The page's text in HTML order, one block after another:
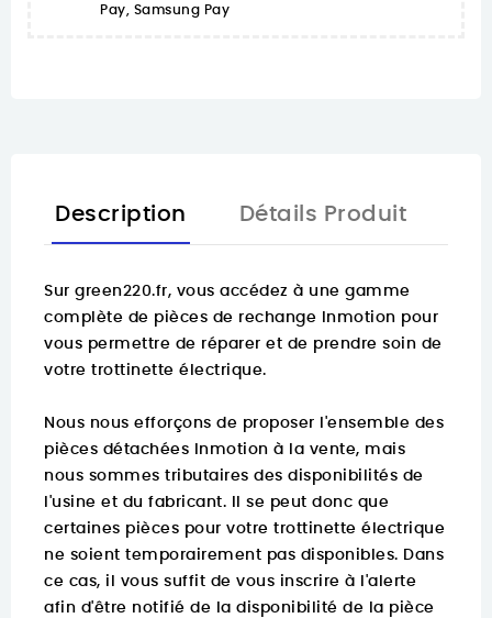
Pay, Samsung Pay
Description Détails Produit
Sur green220.fr, vous accédez à une gamme
complète de pièces de rechange Inmotion pour
vous permettre de réparer et de prendre soin de
votre trottinette électrique.
Nous nous efforçons de proposer l'ensemble des
pièces détachées Inmotion à la vente, mais
nous sommes tributaires des disponibilités de
l'usine et du fabricant. Il se peut donc que
certaines pièces pour votre trottinette électrique
ne soient temporairement pas disponibles. Dans
ce cas, il vous suffit de vous inscrire à l'alerte
afin d'être notifié de la disponibilité de la pièce